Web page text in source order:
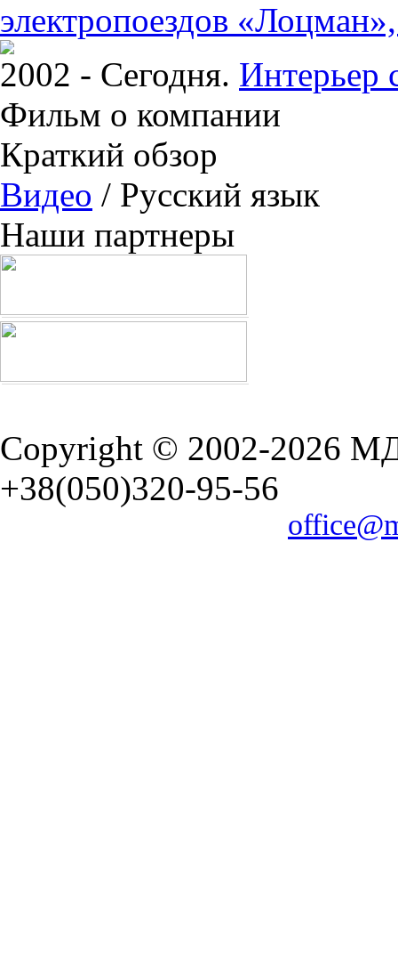
электропоездов
2002 - Сегодня. Интерьер
Фильм о компании
Краткий обзор
Видео / Русский язык
Наши партнеры
Copyright © 2002-2026
+38(050)320-95-56